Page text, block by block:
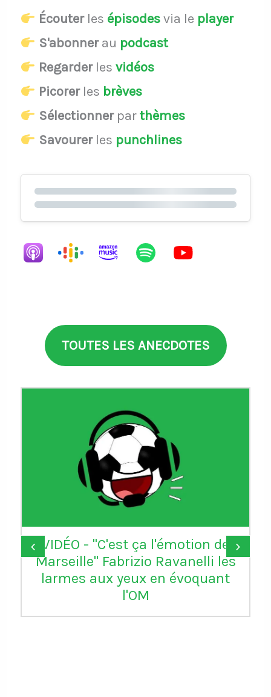
Écouterles épisodesvia le player
S'abonnerau podcast
Regarderles vidéos
Picorerles brèves
Sélectionnerparthèmes
Savourerles punchlines
TOUTES LES ANECDOTES
VIDÉO - "C'est ça l'émotion de
Marseille" Fabrizio Ravanelli les
larmes aux yeux en évoquant
l'OM
‹ ›